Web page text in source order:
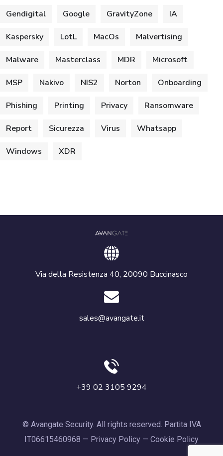
Gendigital Google GravityZone IA
Kaspersky LotL MacOs Malvertising
Malware Masterclass MDR Microsoft
MSP Nakivo NIS2 Norton Onboarding
Phishing Printing Privacy Ransomware
Report Sicurezza Virus Whatsapp
Windows XDR
Via della Resistenza 40, 20090 Buccinasco
sales@avangate.it
+39 02 3105 9294
© Avangate Security. All rights reserved. Partita IVA
IT06615460968 — Privacy Policy — Cookie Policy